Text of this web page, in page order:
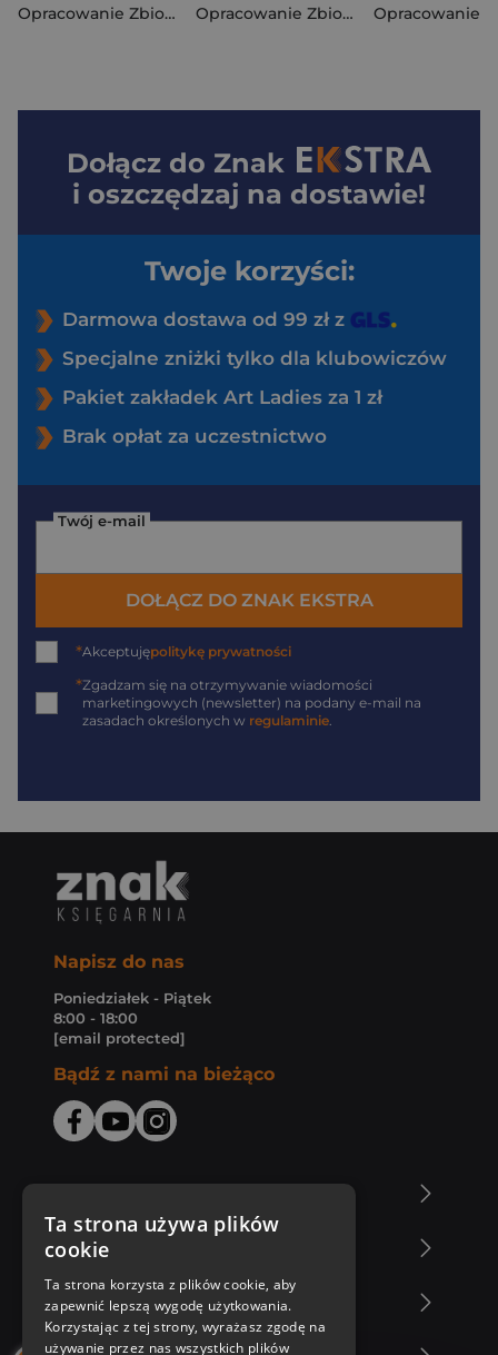
Opracowanie Zbiorowe
Opracowanie Zbiorowe
Dołącz do Znak
i oszczędzaj na dostawie!
Twoje korzyści:
Darmowa dostawa od 99 zł z
Specjalne zniżki tylko dla klubowiczów
Pakiet zakładek Art Ladies za 1 zł
Brak opłat za uczestnictwo
Twój e-mail
DOŁĄCZ DO ZNAK EKSTRA
*Akceptujępolitykę prywatności
*Zgadzam się na otrzymywanie wiadomości
marketingowych (newsletter) na podany e-mail na
zasadach określonych w regulaminie.
Napisz do nas
Poniedziałek - Piątek
8:00 - 18:00
[email protected]
Bądź z nami na bieżąco
Zakupy u nas
Nasza oferta
Ta strona używa plików
cookie
Ta strona korzysta z plików cookie, aby
zapewnić lepszą wygodę użytkowania.
Korzystając z tej strony, wyrażasz zgodę na
używanie przez nas wszystkich plików